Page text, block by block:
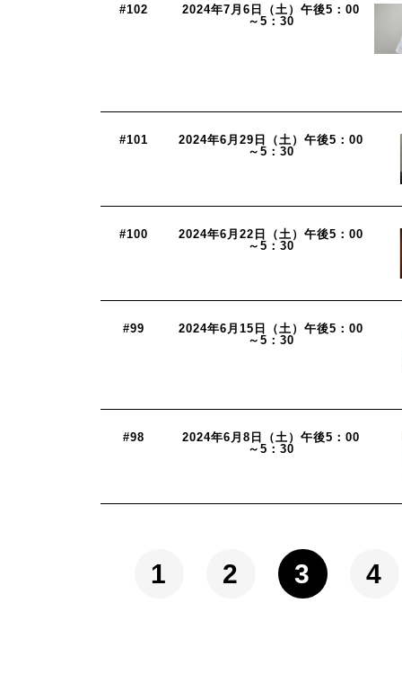
#102
2024年7月6日（土）午後5：00
～5：30
#101
2024年6月29日（土）午後5：00
～5：30
#100
2024年6月22日（土）午後5：00
～5：30
#99
2024年6月15日（土）午後5：00
～5：30
#98
2024年6月8日（土）午後5：00
～5：30
1 2 3 4